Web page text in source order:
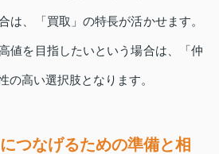
は、「買取」の特長が活かせます。
値を目指したいという場合は、「仲
の高い選択肢となります。
つなげるための準備と相